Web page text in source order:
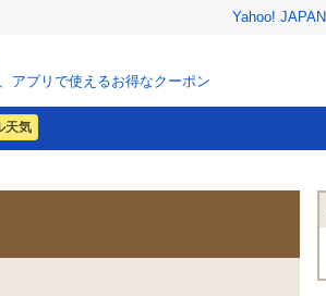
Yahoo! JAPAN
アプリで使えるお得なクーポン
天気